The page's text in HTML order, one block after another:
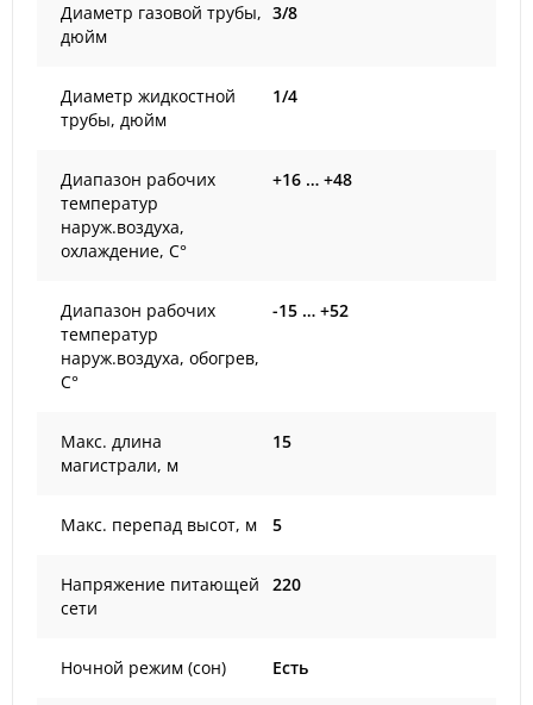
Диаметр газовой трубы,
дюйм
3/8
Диаметр жидкостной
трубы, дюйм
1/4
Диапазон рабочих
температур
наруж.воздуха,
охлаждение, С°
+16 … +48
Диапазон рабочих
температур
наруж.воздуха, обогрев,
С°
-15 … +52
Макс. длина
магистрали, м
15
Макс. перепад высот, м 5
Напряжение питающей
сети
220
Ночной режим (сон) Есть